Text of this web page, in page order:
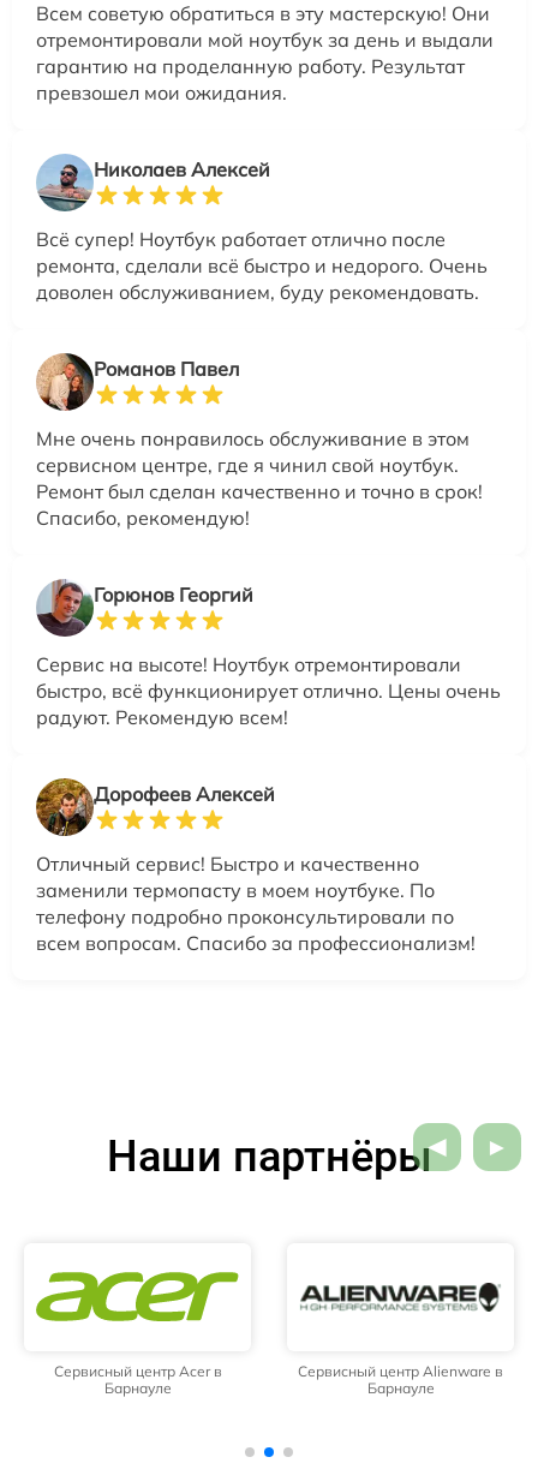
Всем советую обратиться в эту мастерскую! Они
отремонтировали мой ноутбук за день и выдали
гарантию на проделанную работу. Результат
превзошел мои ожидания.
Николаев Алексей
Всё супер! Ноутбук работает отлично после
ремонта, сделали всё быстро и недорого. Очень
доволен обслуживанием, буду рекомендовать.
Романов Павел
Мне очень понравилось обслуживание в этом
сервисном центре, где я чинил свой ноутбук.
Ремонт был сделан качественно и точно в срок!
Спасибо, рекомендую!
Горюнов Георгий
Сервис на высоте! Ноутбук отремонтировали
быстро, всё функционирует отлично. Цены очень
радуют. Рекомендую всем!
Дорофеев Алексей
Отличный сервис! Быстро и качественно
заменили термопасту в моем ноутбуке. По
телефону подробно проконсультировали по
всем вопросам. Спасибо за профессионализм!
Наши партнёры
Сервисный центр Acer в
Барнауле
Сервисный центр Alienware в
Барнауле